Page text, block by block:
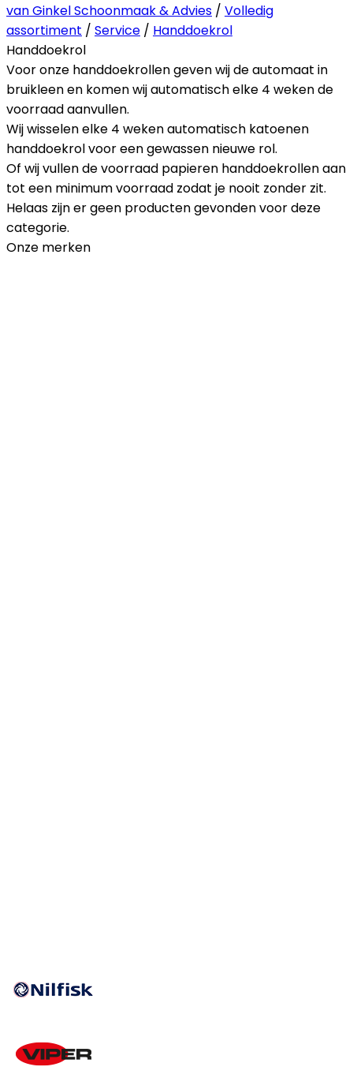
van Ginkel Schoonmaak & Advies / Volledig
assortiment / Service / Handdoekrol
Handdoekrol
Voor onze handdoekrollen geven wij de automaat in
bruikleen en komen wij automatisch elke 4 weken de
voorraad aanvullen.
Wij wisselen elke 4 weken automatisch katoenen
handdoekrol voor een gewassen nieuwe rol.
Of wij vullen de voorraad papieren handdoekrollen aan
tot een minimum voorraad zodat je nooit zonder zit.
Helaas zijn er geen producten gevonden voor deze
categorie.
Onze merken